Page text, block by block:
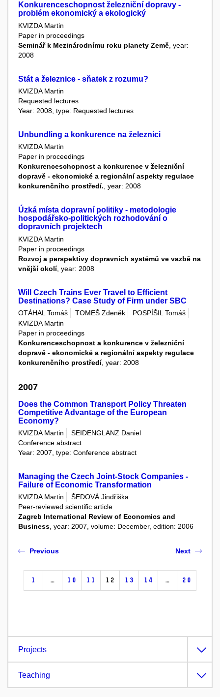
Konkurenceschopnost železniční dopravy -
problém ekonomický a ekologický
KVIZDA Martin
Paper in proceedings
Seminář k Mezinárodnímu roku planety Země , year:
2008
Stát a železnice - sňatek z rozumu?
KVIZDA Martin
Requested lectures
Year: 2008, type: Requested lectures
Unbundling a konkurence na železnici
KVIZDA Martin
Paper in proceedings
Konkurenceschopnost a konkurence v železniční
dopravě - ekonomické a regionální aspekty regulace
konkurenčního prostředí., year: 2008
Úzká místa dopravní politiky - metodologie
hospodářsko-politických rozhodování o
dopravních projektech
KVIZDA Martin
Paper in proceedings
Rozvoj a perspektivy dopravních systémů ve vazbě na
vnější okolí, year: 2008
Will Czech Trains Ever Travel to Efficient
Destinations? Case Study of Firm under SBC
OTÁHAL Tomáš TOMEŠ Zdeněk
POSPÍŠIL Tomáš
KVIZDA Martin
Paper in proceedings
Konkurenceschopnost a konkurence v železniční
dopravě - ekonomické a regionální aspekty regulace
konkurenčního prostředí, year: 2008
2007
Does the Common Transport Policy Threaten
Competitive Advantage of the European
Economy?
KVIZDA Martin
SEIDENGLANZ Daniel
Conference abstract
Year: 2007, type: Conference abstract
Managing the Czech Joint-Stock Companies -
Failure of Economic Transformation
KVIZDA Martin
ŠEDOVÁ Jindřiška
Peer-reviewed scientific article
Zagreb International Review of Economics and
Business, year: 2007, volume: December, edition: 2006
Previous
1 … 10 11 12 13 14 … 20
Next
Projects
Teaching